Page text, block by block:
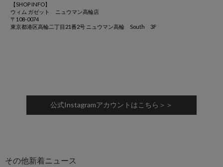
【SHOP INFO】
ウィム ガゼット ニュウマン高輪店
〒108-0074
東京都港区高輪二丁目21番2号 ニュウマン高輪 South 3F
公式Instagramアカウントはこちら＞＞